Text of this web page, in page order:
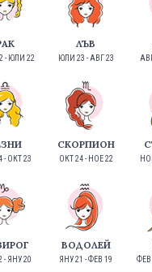
- ЮЛИ 22
ЛЪВ
ЮЛИ 23 - АВГ 23
- ОКТ 23
СКОРПИОН
ОКТ 24 - НОЕ 22
- ЯНУ 20
ВОДОЛЕЙ
ЯНУ 21 - ФЕВ 19 ФЕВ